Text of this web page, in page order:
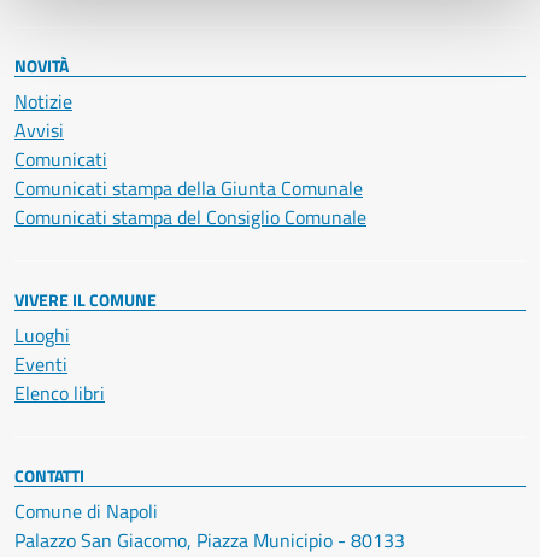
NOVITÀ
Notizie
Avvisi
Comunicati
Comunicati stampa della Giunta Comunale
Comunicati stampa del Consiglio Comunale
VIVERE IL COMUNE
Luoghi
Eventi
Elenco libri
CONTATTI
Comune di Napoli
Palazzo San Giacomo, Piazza Municipio - 80133